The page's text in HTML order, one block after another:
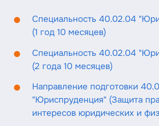
Специальность 40.02.04
(1 год 10 месяцев)
Специальность 40.02.04
(2 года 10 месяцев)
Направление подготовки
"Юриспруденция" (Защита
интересов юридических и